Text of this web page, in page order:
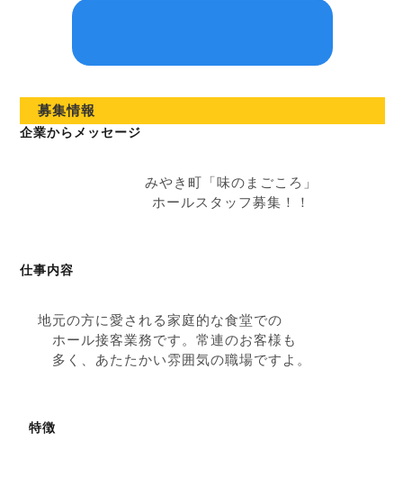
募集情報
企業からメッセージ
みやき町「味のまごころ」
ホールスタッフ募集！！
仕事内容
地元の方に愛される家庭的な食堂での
ホール接客業務です。常連のお客様も
多く、あたたかい雰囲気の職場ですよ。
特徴